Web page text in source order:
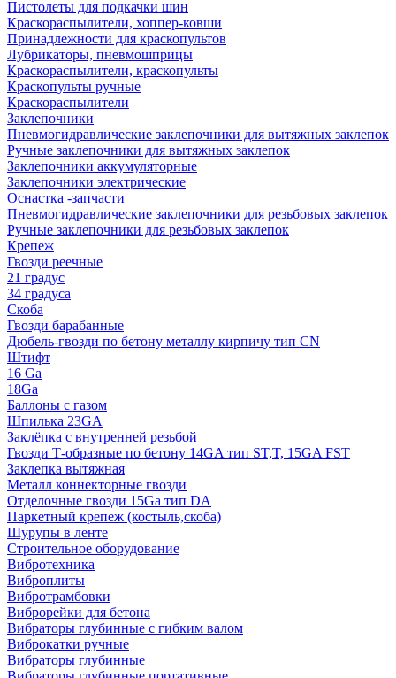
Пистолеты для подкачки шин
Краскораспылители, хоппер-ковши
Принадлежности для краскопультов
Лубрикаторы, пневмошприцы
Краскораспылители, краскопульты
Краскопульты ручные
Краскораспылители
Заклепочники
Пневмогидравлические заклепочники для вытяжных заклепок
Ручные заклепочники для вытяжных заклепок
Заклепочники аккумуляторные
Заклепочники электрические
Оснастка -запчасти
Пневмогидравлические заклепочники для резьбовых заклепок
Ручные заклепочники для резьбовых заклепок
Крепеж
Гвозди реечные
21 градус
34 градуса
Скоба
Гвозди барабанные
Дюбель-гвозди по бетону металлу кирпичу тип CN
Штифт
16 Ga
18Ga
Баллоны с газом
Шпилька 23GA
Заклёпка с внутренней резьбой
Гвозди Т-образные по бетону 14GA тип ST,T, 15GA FST
Заклепка вытяжная
Металл коннекторные гвозди
Отделочные гвозди 15Ga тип DA
Паркетный крепеж (костыль,скоба)
Шурупы в ленте
Строительное оборудование
Вибротехника
Виброплиты
Вибротрамбовки
Виброрейки для бетона
Вибраторы глубинные с гибким валом
Виброкатки ручные
Вибраторы глубинные